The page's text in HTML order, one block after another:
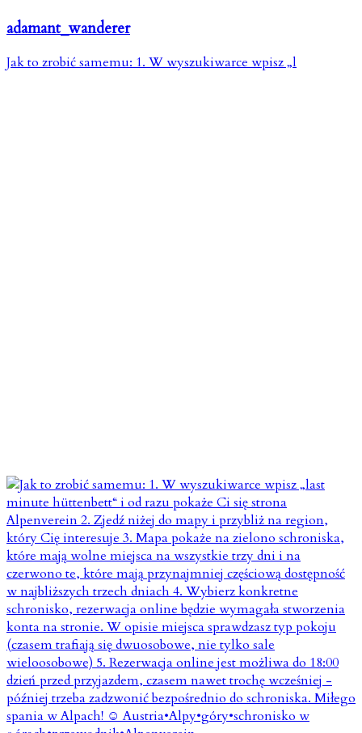
adamant_wanderer
Jak to zrobić samemu: 1. W wyszukiwarce wpisz „l